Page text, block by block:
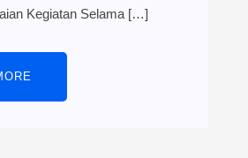
Kegiatan Selama […]